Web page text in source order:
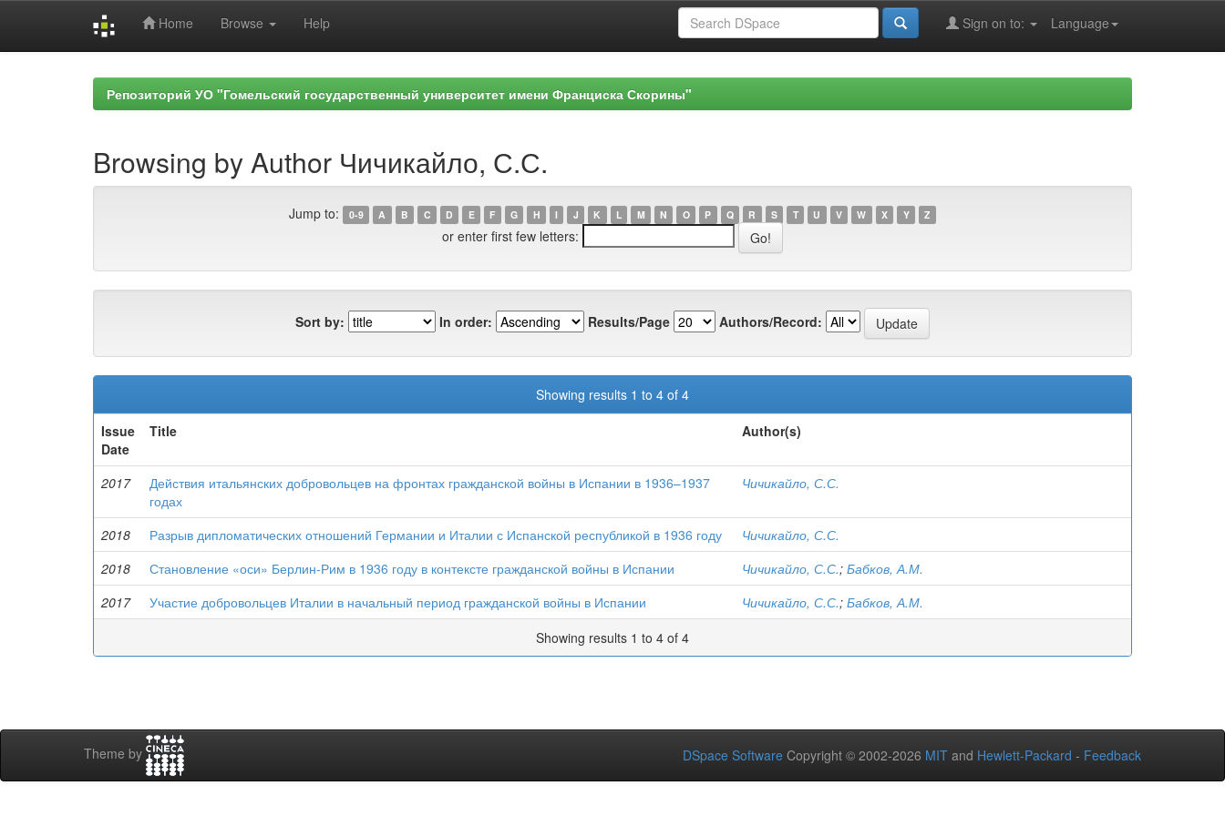
Home Browse Help Language
Sign on to:
Репозиторий УО "Гомельский государственный университет имени Франциска Скорины"
Browsing by Author Чичикайло, С.С.
Jump to: 0-9 A B C D E F G H I J K L M N O P Q R S T U V W X Y Z
or enter first few letters:
Sort by: In order: Results/Page Authors/Record:
Showing results 1 to 4 of 4
Issue
Date
Title Author(s)
2017
Действия итальянских добровольцев на фронтах гражданской войны в Испании в 1936–1937
годах
Чичикайло, С.С.
2018 Разрыв дипломатических отношений Германии и Италии с Испанской республикой в 1936 году
Чичикайло, С.С.
2018
Становление «оси» Берлин-Рим в 1936 году в контексте гражданской войны в Испании Чичикайло, С.С.; Бабков, А.М.
2017
Участие добровольцев Италии в начальный период гражданской войны в Испании Чичикайло, С.С.; Бабков, А.М.
Showing results 1 to 4 of 4
Theme by DSpace Software Copyright © 2002-2026 MIT and Hewlett-Packard - Feedback